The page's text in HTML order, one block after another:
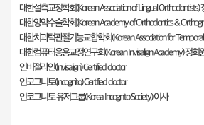
대한설측교정학회(Korean Association of Lingual Orthodontists)
대한양악수술학회(Korean Academy of Orthodontics &
대한치과턱관절기능교합학회(Korean Association for
대한컴퓨터응용교정연구회(Korean Invisalign Academy) 정회
인비절라인(Invisalign) Certified doctor
인코그니토(Incognito) Certified doctor
인코그니토 유저그룹(Korea Incognito Society) 이사